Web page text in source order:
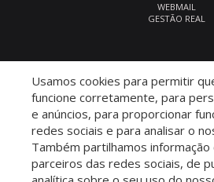
WEBMAIL
GESTÃO REAL
Descomplicado por:
Usamos cookies para permitir
funcione corretamente, para
e anúncios, para proporcionar
redes sociais e para analisar o
Também partilhamos
parceiros das redes sociais, de